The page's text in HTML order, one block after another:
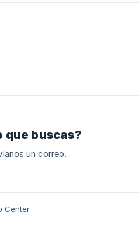
que buscas?
un correo.